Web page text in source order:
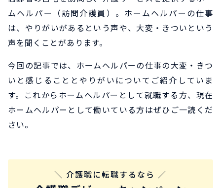
ムヘルパー（訪問介護員）。ホームヘルパーの仕事
は、やりがいがあるという声や、大変・きついという
声を聞くことがあります。
今回の記事では、ホームヘルパーの仕事の大変・きつ
いと感じることとやりがいについてご紹介していま
す。これからホームヘルパーとして就職する方、現在
ホームヘルパーとして働いている方はぜひご一読くだ
さい。
＼ 介護職に転職するなら ／